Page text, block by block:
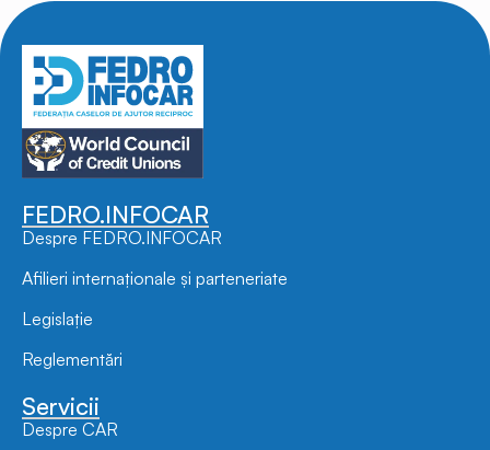
FEDRO.INFOCAR
Despre FEDRO.INFOCAR
Afilieri internaționale și parteneriate
Legislație
Reglementări
Servicii
Despre CAR